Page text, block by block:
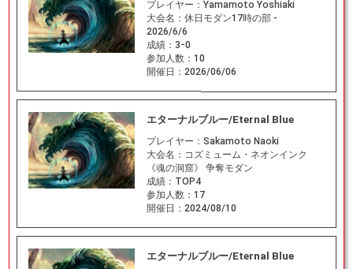
プレイヤー： Yamamoto Yoshiaki
大会名： 休日モダン17時の部 -
2026/6/6
成績： 3ｰ0
参加人数： 10
開催日： 2026/06/06
エターナルブルー/Eternal Blue
プレイヤー： Sakamoto Naoki
大会名： コズミューム・ネオンインク
《魂の洞窟》 争奪モダン
成績： TOP4
参加人数： 17
開催日： 2024/08/10
エターナルブルー/Eternal Blue